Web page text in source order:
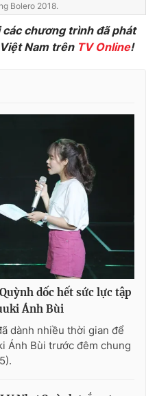
Bolero 2018.
chương trình đã phát
Nam trên TV Online!
dốc hết sức lực tập
Ánh Bùi
dành nhiều thời gian để
Ánh Bùi trước đêm chung